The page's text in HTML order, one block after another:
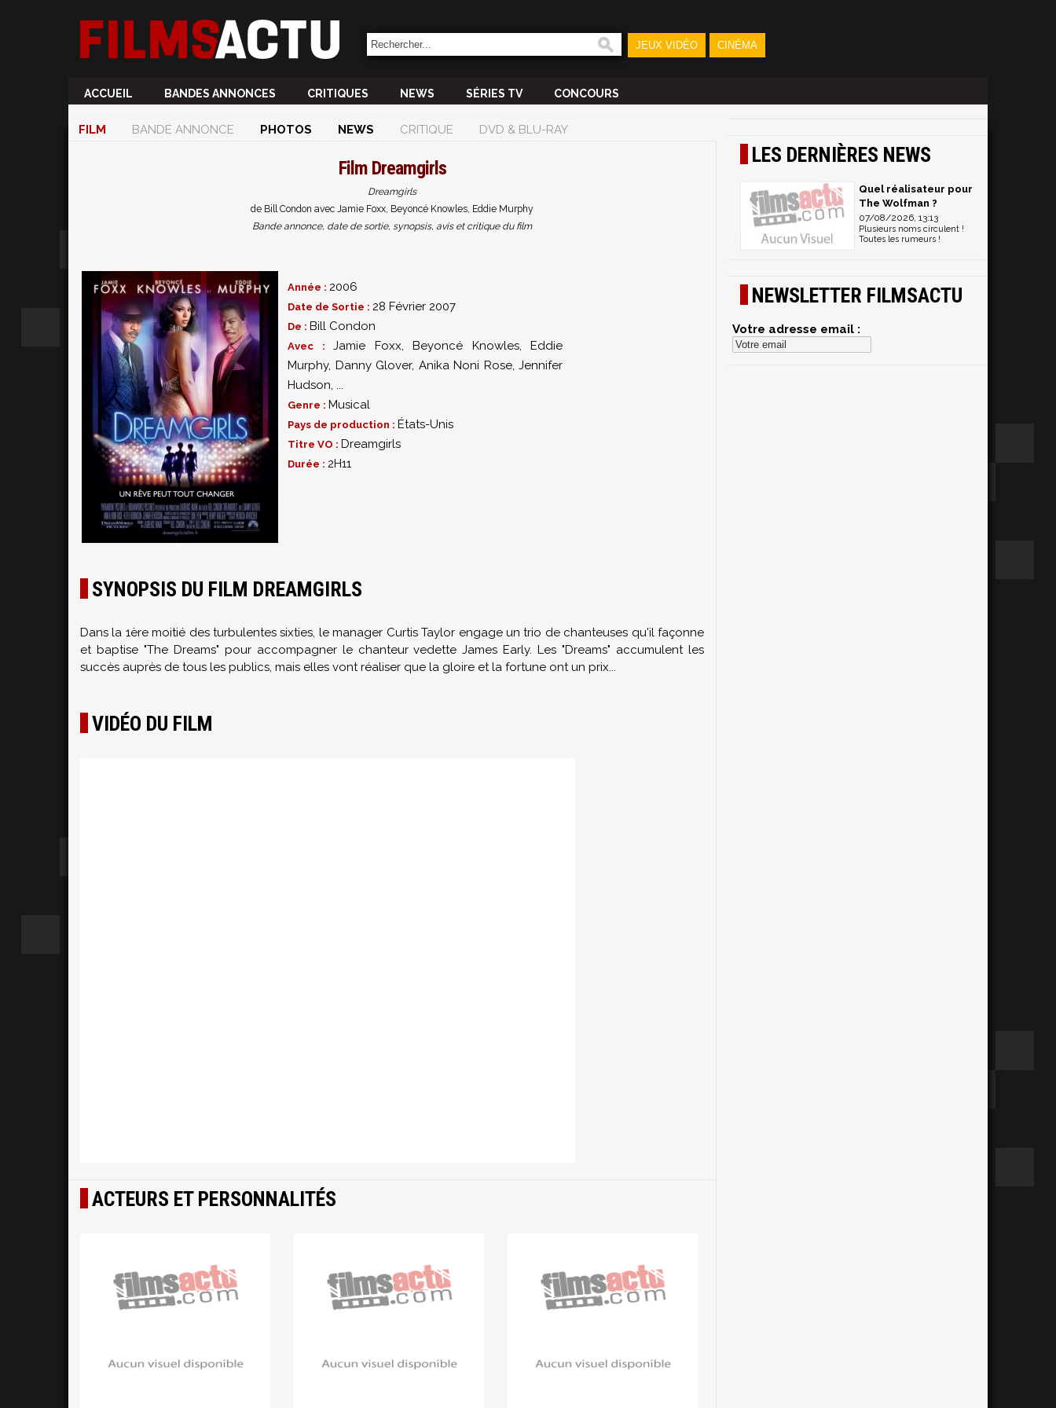
JEUX VIDÉO CINÉMA
ACCUEIL BANDES ANNONCES CRITIQUES NEWS SÉRIES TV CONCOURS
FILM BANDE ANNONCE PHOTOS NEWS CRITIQUE DVD & BLU-RAY
Film Dreamgirls
Dreamgirls
de Bill Condon avec Jamie Foxx, Beyoncé Knowles, Eddie Murphy
Bande annonce, date de sortie, synopsis, avis et critique du film
Année : 2006
Date de Sortie : 28 Février 2007
De : Bill Condon
Avec : Jamie Foxx, Beyoncé Knowles, Eddie
Murphy, Danny Glover, Anika Noni Rose, Jennifer
Hudson, ...
Genre : Musical
Pays de production : États-Unis
Titre VO : Dreamgirls
Durée : 2H11
SYNOPSIS DU FILM DREAMGIRLS
Dans la 1ère moitié des turbulentes sixties, le manager Curtis Taylor engage un trio de chanteuses qu'il façonne
et baptise "The Dreams" pour accompagner le chanteur vedette James Early. Les "Dreams" accumulent les
succès auprès de tous les publics, mais elles vont réaliser que la gloire et la fortune ont un prix...
VIDÉO DU FILM
ACTEURS ET PERSONNALITÉS
LES DERNIÈRES NEWS
Quel réalisateur pour
The Wolfman ?
07/08/2026, 13:13
Plusieurs noms circulent !
Toutes les rumeurs !
NEWSLETTER FILMSACTU
Votre adresse email :